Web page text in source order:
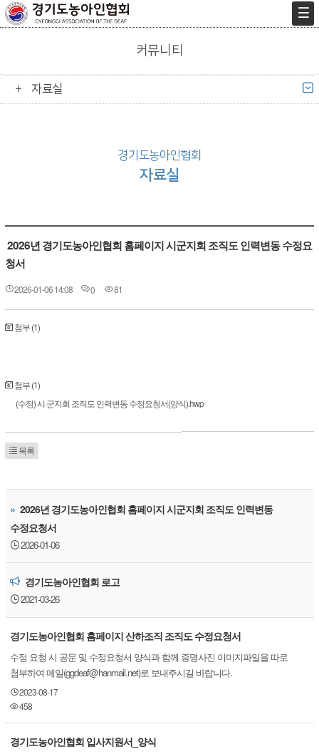
커뮤니티
자료실
경기도농아인협회
자료실
2026년 경기도농아인협회 홈페이지 시군지회 조직도 인력변동 수정요
청서
2026-01-06 14:08 0 81
첨부 (1)
첨부 (1)
(수정) 시·군지회 조직도 인력변동 수정요청서(양식).hwp
목록
» 2026년 경기도농아인협회 홈페이지 시군지회 조직도 인력변동
수정요청서
2026-01-06
경기도농아인협회 로고
2021-03-26
경기도농아인협회 홈페이지 산하조직 조직도 수정요청서
수정 요청 시 공문 및 수정요청서 양식과 함께 증명사진 이미지파일을 따로
첨부하여 메일(ggdeaf@hanmail.net)로 보내주시길 바랍니다.
2023-08-17
458
경기도농아인협회 입사지원서_양식